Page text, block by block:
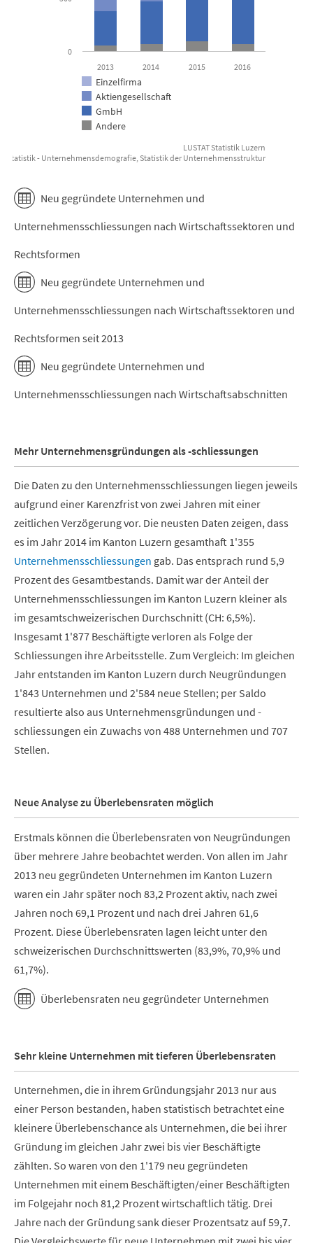
Einzelfirma
Aktiengesellschaft
GmbH
Andere
2013 2014 2015 2016
0
LUSTAT Statistik Luzern
Statistik - Unternehmensdemografie, Statistik der Unternehmensstruktur
Neu gegründete Unternehmen und
Unternehmensschliessungen nach Wirtschaftssektoren und
Rechtsformen
Neu gegründete Unternehmen und
Unternehmensschliessungen nach Wirtschaftssektoren und
Rechtsformen seit 2013
Neu gegründete Unternehmen und
Unternehmensschliessungen nach Wirtschaftsabschnitten
Mehr Unternehmensgründungen als -schliessungen
Die Daten zu den Unternehmensschliessungen liegen jeweils
aufgrund einer Karenzfrist von zwei Jahren mit einer
zeitlichen Verzögerung vor. Die neusten Daten zeigen, dass
es im Jahr 2014 im Kanton Luzern gesamthaft 1'355
Unternehmensschliessungen gab. Das entsprach rund 5,9
Prozent des Gesamtbestands. Damit war der Anteil der
Unternehmensschliessungen im Kanton Luzern kleiner als
im gesamtschweizerischen Durchschnitt (CH: 6,5%).
Insgesamt 1'877 Beschäftigte verloren als Folge der
Schliessungen ihre Arbeitsstelle. Zum Vergleich: Im gleichen
Jahr entstanden im Kanton Luzern durch Neugründungen
1'843 Unternehmen und 2'584 neue Stellen; per Saldo
resultierte also aus Unternehmensgründungen und -
schliessungen ein Zuwachs von 488 Unternehmen und 707
Stellen.
Neue Analyse zu Überlebensraten möglich
Erstmals können die Überlebensraten von Neugründungen
über mehrere Jahre beobachtet werden. Von allen im Jahr
2013 neu gegründeten Unternehmen im Kanton Luzern
waren ein Jahr später noch 83,2 Prozent aktiv, nach zwei
Jahren noch 69,1 Prozent und nach drei Jahren 61,6
Prozent. Diese Überlebensraten lagen leicht unter den
schweizerischen Durchschnittswerten (83,9%, 70,9% und
61,7%).
Überlebensraten neu gegründeter Unternehmen
Sehr kleine Unternehmen mit tieferen Überlebensraten
Unternehmen, die in ihrem Gründungsjahr 2013 nur aus
einer Person bestanden, haben statistisch betrachtet eine
kleinere Überlebenschance als Unternehmen, die bei ihrer
Gründung im gleichen Jahr zwei bis vier Beschäftigte
zählten. So waren von den 1'179 neu gegründeten
Unternehmen mit einem Beschäftigten/einer Beschäftigten
im Folgejahr noch 81,2 Prozent wirtschaftlich tätig. Drei
Jahre nach der Gründung sank dieser Prozentsatz auf 59,7.